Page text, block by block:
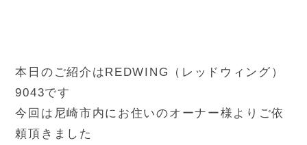
本日のご紹介はREDWING（レッドウィング）
9043です
今回は尼崎市内にお住いのオーナー様よりご依
頼頂きました